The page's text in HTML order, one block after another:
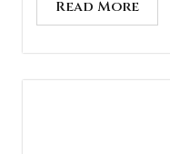
Read More